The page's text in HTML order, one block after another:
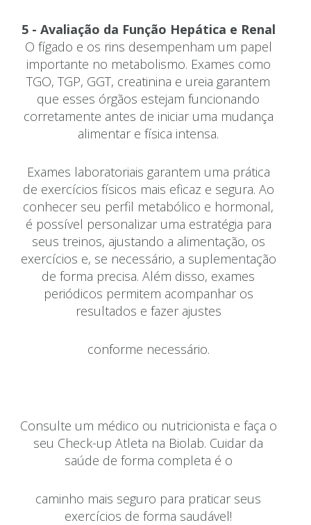
5 - Avaliação da Função Hepática e Renal
O fígado e os rins desempenham um papel
importante no metabolismo. Exames como
TGO, TGP, GGT, creatinina e ureia garantem
que esses órgãos estejam funcionando
corretamente antes de iniciar uma mudança
alimentar e física intensa.
Exames laboratoriais garantem uma prática
de exercícios físicos mais eficaz e segura. Ao
conhecer seu perfil metabólico e hormonal,
é possível personalizar uma estratégia para
seus treinos, ajustando a alimentação, os
exercícios e, se necessário, a suplementação
de forma precisa. Além disso, exames
periódicos permitem acompanhar os
resultados e fazer ajustes
conforme necessário.
Consulte um médico ou nutricionista e faça o
seu Check-up Atleta na Biolab. Cuidar da
saúde de forma completa é o
caminho mais seguro para praticar seus
exercícios de forma saudável!